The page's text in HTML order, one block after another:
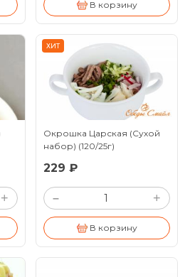
В корзину
+
ХИТ
Окрошка Царская (Сухой
набор) (120/25г)
229 ₽
– +
В корзину